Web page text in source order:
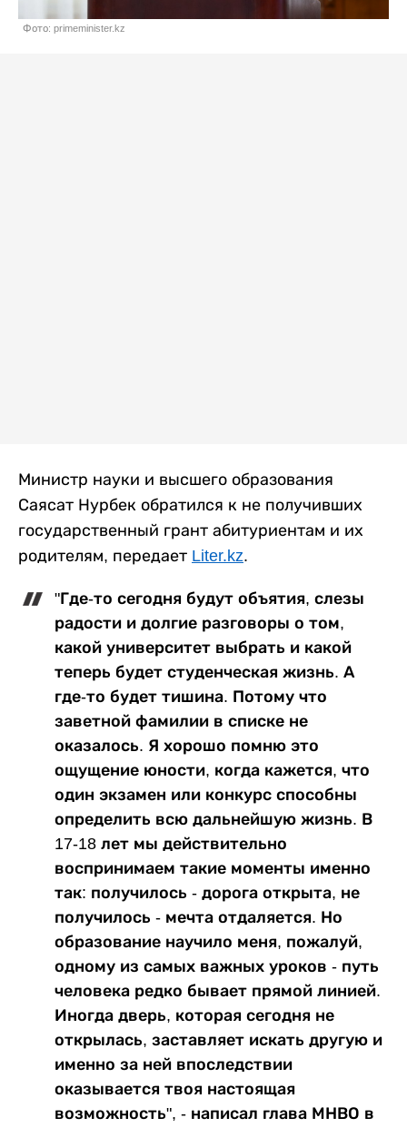
Фото: primeminister.kz
Министр науки и высшего образования
Саясат Нурбек обратился к не получивших
государственный грант абитуриентам и их
родителям, передает Liter.kz.
"Где-то сегодня будут объятия, слезы
радости и долгие разговоры о том,
какой университет выбрать и какой
теперь будет студенческая жизнь. А
где-то будет тишина. Потому что
заветной фамилии в списке не
оказалось. Я хорошо помню это
ощущение юности, когда кажется, что
один экзамен или конкурс способны
определить всю дальнейшую жизнь. В
17-18 лет мы действительно
воспринимаем такие моменты именно
так: получилось - дорога открыта, не
получилось - мечта отдаляется. Но
образование научило меня, пожалуй,
одному из самых важных уроков - путь
человека редко бывает прямой линией.
Иногда дверь, которая сегодня не
открылась, заставляет искать другую и
именно за ней впоследствии
оказывается твоя настоящая
возможность", - написал глава МНВО в